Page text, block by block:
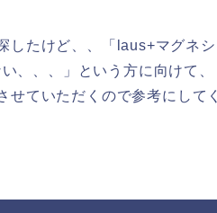
したけど、、「laus+マグネシ
、、、」という方に向けて、
ていただくので参考にしてく